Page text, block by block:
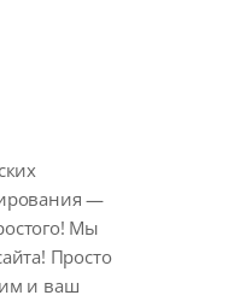
—
Мы
Просто
и ваш